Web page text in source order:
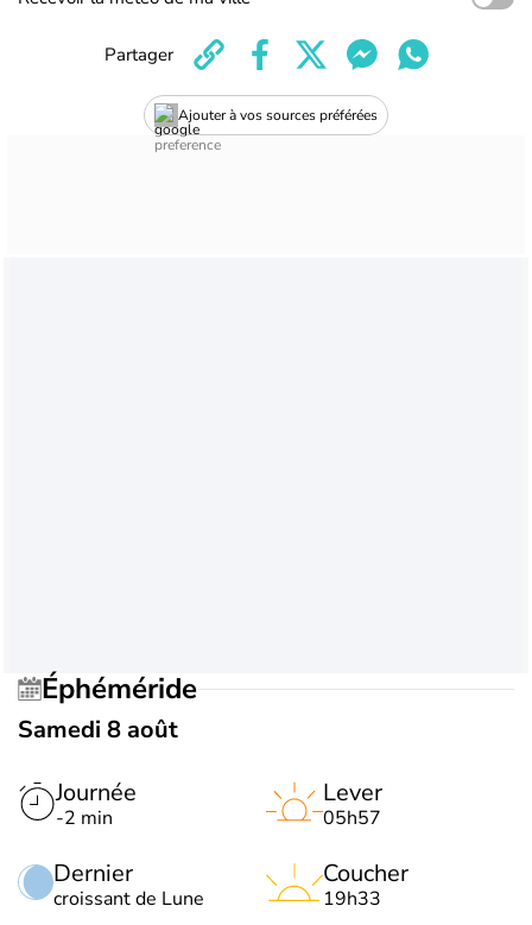
Ajouter à vos sources préférées
Partager
Éphéméride
Samedi 8 août
Journée
-2 min
Dernier
croissant de Lune
Lever
05h57
Coucher
19h33